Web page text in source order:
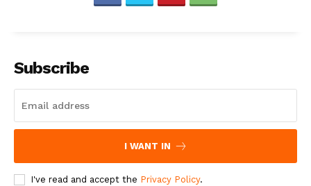
Subscribe
I WANT IN
I've read and accept the Privacy Policy.